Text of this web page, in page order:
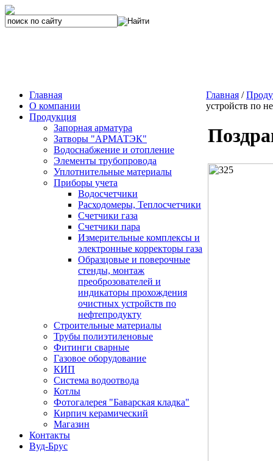
Главная
О компании
Продукция
Запорная арматура
Затворы "АРМАТЭК"
Водоснабжение и отопление
Элементы трубопровода
Уплотнительные материалы
Приборы учета
Водосчетчики
Расходомеры, Теплосчетчики
Счетчики газа
Счетчики пара
Измерительные комплексы и
электронные корректоры газа
Образцовые и поверочные
стенды, монтаж
преоброзователей и
индикаторы прохождения
очистных устройств по
нефтепродукту
Строительные материалы
Трубы полиэтиленовые
Фитинги сварные
Газовое оборудование
КИП
Система водоотвода
Котлы
Фотогалерея "Баварская кладка"
Кирпич керамический
Магазин
Контакты
Вуд-Брус
Главная /
устройств по